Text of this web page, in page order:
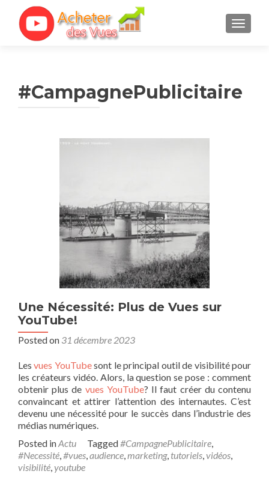
#CampagnePublicitaire
Une Nécessité: Plus de Vues sur
YouTube!
Posted on 31 décembre 2023
Lesvues YouTubesont le principal outil de visibilité pour
les créateurs vidéo. Alors, la question se pose : comment
obtenir plus de vues YouTube? Il faut créer du contenu
convaincant et attirer l’attention des internautes. C’est
devenu une nécessité pour le succès dans l’industrie des
médias numériques.
Posted inActu Tagged#CampagnePublicitaire,
#Necessité,#vues,audience,marketing, tutoriels,vidéos,
visibilité,youtube